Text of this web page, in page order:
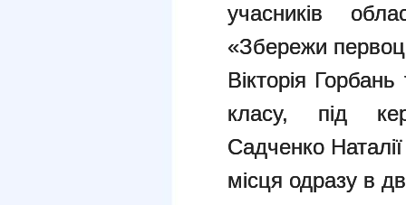
учасників
«Збережи
Вікторія
класу, під
Садченко
місця одразу в